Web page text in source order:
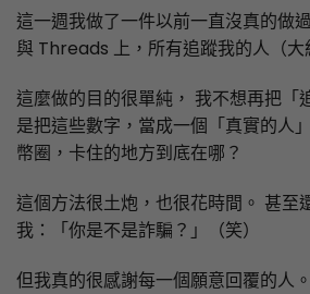
這一週我做了一件以前一直沒真的做
與 Threads 上，所有追蹤我的人（大
這麼做的目的很單純， 我不想再把「
是把這些數字，當成一個「真實的人
幣圈，卡住的地方到底在哪？
這個方法很土炮，也很花時間。 甚至
我：「你是不是詐騙？」（笑）
但我真的很感謝每一個願意回覆的人。